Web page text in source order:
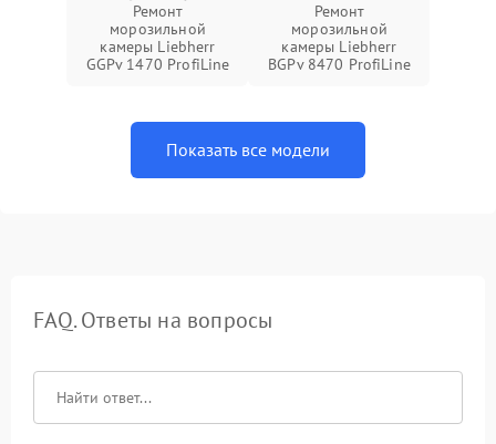
Ремонт
морозильной
камеры Liebherr
GGPv 1470 ProfiLine
Ремонт
морозильной
камеры Liebherr
BGPv 8470 ProfiLine
Показать все модели
FAQ. Ответы на вопросы